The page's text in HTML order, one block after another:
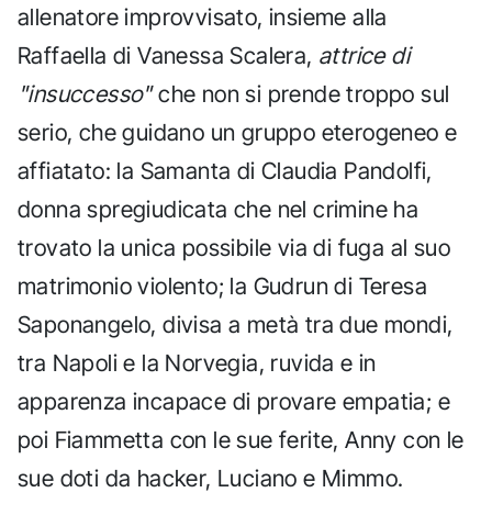
allenatore improvvisato, insieme alla
Raffaella di Vanessa Scalera, attrice di
"insuccesso"che non si prende troppo sul
serio, che guidano un gruppo eterogeneo e
affiatato: la Samanta di Claudia Pandolfi,
donna spregiudicata che nel crimine ha
trovato la unica possibile via di fuga al suo
matrimonio violento; la Gudrun di Teresa
Saponangelo, divisa a metà tra due mondi,
tra Napoli e la Norvegia, ruvida e in
apparenza incapace di provare empatia; e
poi Fiammetta con le sue ferite, Anny con le
sue doti da hacker, Luciano e Mimmo.